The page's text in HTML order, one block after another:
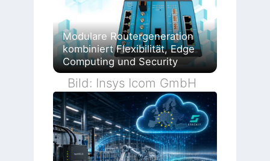
Modulare Routergeneration
kombiniert Flexibilität, Edge
Computing und Security
Bild: Insys Icom GmbH